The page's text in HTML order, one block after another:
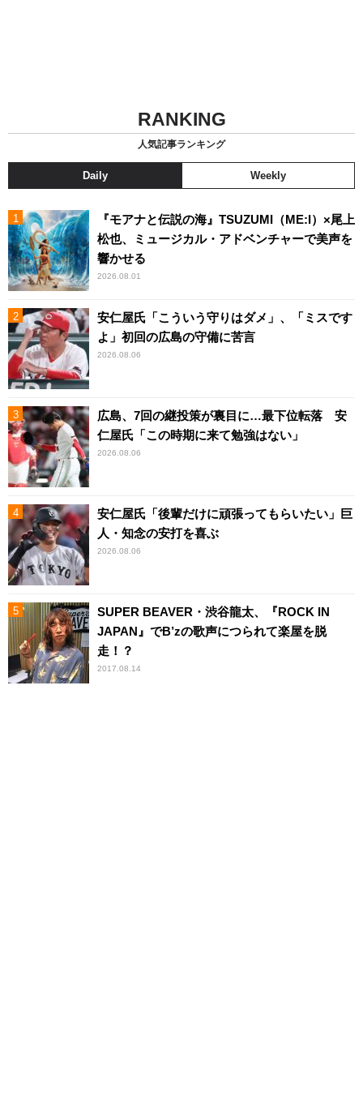
RANKING
人気記事ランキング
Daily Weekly
『モアナと伝説の海』TSUZUMI（ME:I）×尾上
松也、ミュージカル・アドベンチャーで美声を
響かせる
2026.08.01
安仁屋氏「こういう守りはダメ」、「ミスです
よ」初回の広島の守備に苦言
2026.08.06
広島、7回の継投策が裏目に…最下位転落 安
仁屋氏「この時期に来て勉強はない」
2026.08.06
安仁屋氏「後輩だけに頑張ってもらいたい」巨
人・知念の安打を喜ぶ
2026.08.06
SUPER BEAVER・渋谷龍太、『ROCK IN
JAPAN』でB’zの歌声につられて楽屋を脱
走！？
2017.08.14